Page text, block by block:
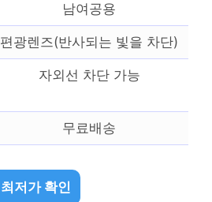
남여공용
편광렌즈(반사되는 빛을 차단)
자외선 차단 가능
무료배송
최저가 확인